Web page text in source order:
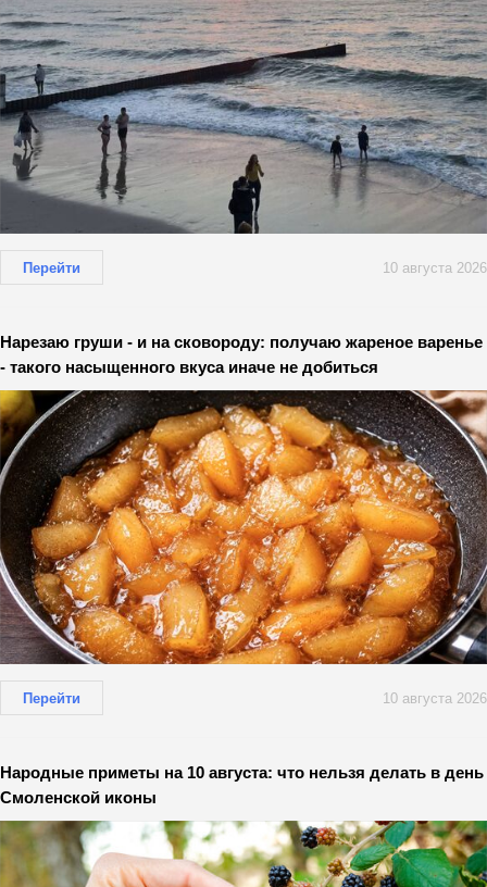
Перейти 10 августа 2026
Нарезаю груши - и на сковороду: получаю жареное варенье
- такого насыщенного вкуса иначе не добиться
Перейти 10 августа 2026
Народные приметы на 10 августа: что нельзя делать в день
Смоленской иконы